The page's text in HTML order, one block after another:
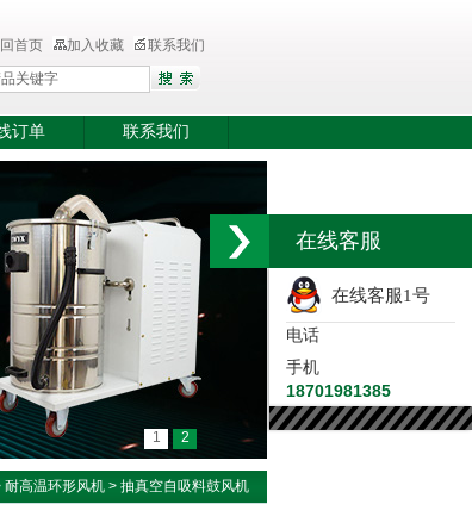
首页 加入收藏 联系我们
订单 联系我们
1 2
耐高温环形风机 > 抽真空自吸料鼓风机
在线客服
在线客服1号
电话
手机
18701981385